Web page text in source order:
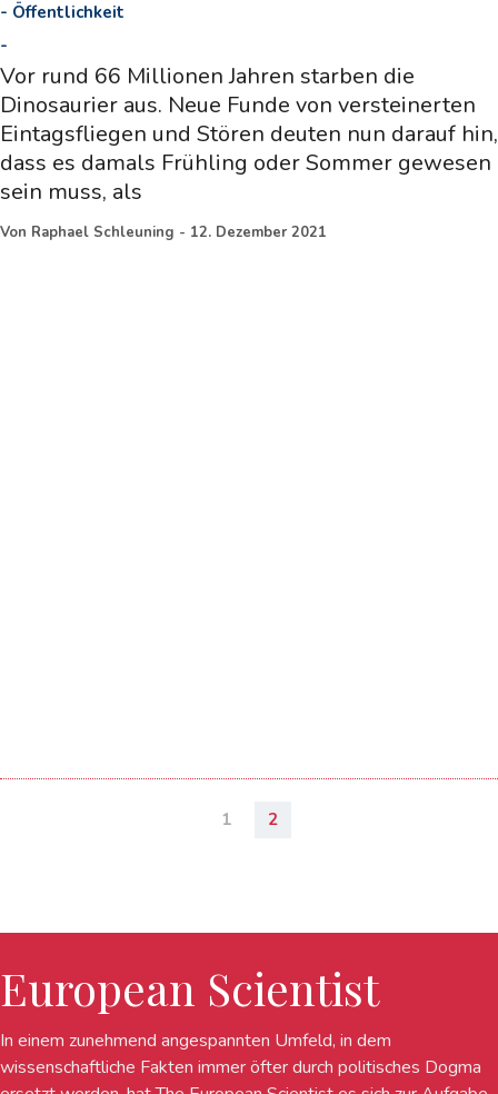
- Öffentlichkeit
-
Vor rund 66 Millionen Jahren starben die
Dinosaurier aus. Neue Funde von versteinerten
Eintagsfliegen und Stören deuten nun darauf hin,
dass es damals Frühling oder Sommer gewesen
sein muss, als
Von Raphael Schleuning - 12. Dezember 2021
1 2
European Scientist
In einem zunehmend angespannten Umfeld, in dem
wissenschaftliche Fakten immer öfter durch politisches Dogma